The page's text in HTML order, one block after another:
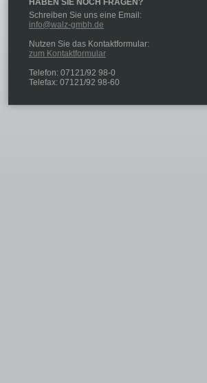
HABEN SIE NOCH FRAGEN?
Schreiben Sie uns eine Email:
info@walz-gmbh.de
Nutzen Sie das Kontaktformular:
zum Kontaktformular
Telefon: 07121/92 98-0
Telefax: 07121/92 98-60